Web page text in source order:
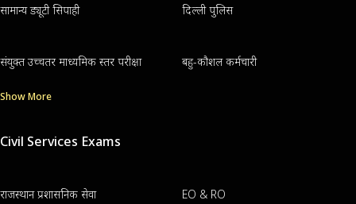
सामान्य ड्यूटी सिपाही दिल्ली पुलिस
संयुक्त उच्चतर माध्यमिक स्तर परीक्षा बहु-कौशल कर्मचारी
Show More
Civil Services Exams
राजस्थान प्रशासनिक सेवा EO & RO